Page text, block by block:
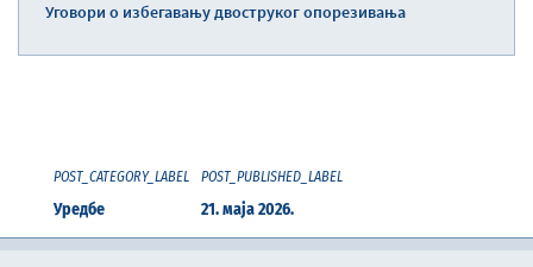
Уговори о избегавању двоструког опорезивања
POST_CATEGORY_LABEL
Уредбе
POST_PUBLISHED_LABEL
21. маја 2026.